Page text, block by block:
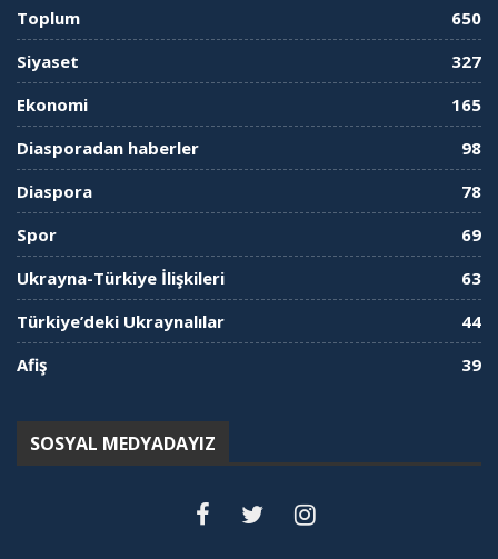
Toplum
650
Siyaset
327
Ekonomi
165
Diasporadan haberler
98
Diaspora
78
Spor
69
Ukrayna-Türkiye İlişkileri
63
Türkiye’deki Ukraynalılar
44
Afiş
39
SOSYAL MEDYADAYIZ